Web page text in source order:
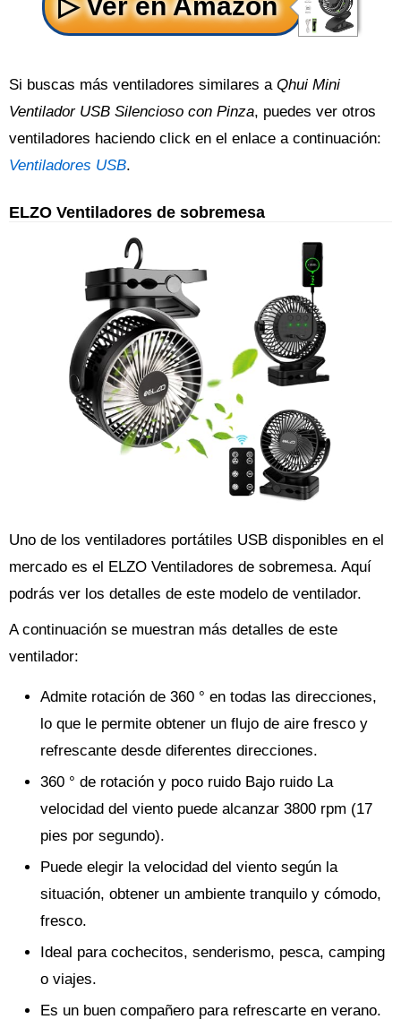
Si buscas más ventiladores similares a Qhui Mini
Ventilador USB Silencioso con Pinza, puedes ver otros
ventiladores haciendo click en el enlace a continuación:
Ventiladores USB.
ELZO Ventiladores de sobremesa
Uno de los ventiladores portátiles USB disponibles en el
mercado es el ELZO Ventiladores de sobremesa. Aquí
podrás ver los detalles de este modelo de ventilador.
A continuación se muestran más detalles de este
ventilador:
Admite rotación de 360 ° en todas las direcciones,
lo que le permite obtener un flujo de aire fresco y
refrescante desde diferentes direcciones.
360 ° de rotación y poco ruido Bajo ruido La
velocidad del viento puede alcanzar 3800 rpm (17
pies por segundo).
Puede elegir la velocidad del viento según la
situación, obtener un ambiente tranquilo y cómodo,
fresco.
Ideal para cochecitos, senderismo, pesca, camping
o viajes.
Es un buen compañero para refrescarte en verano.